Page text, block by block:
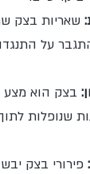
שאריות בצק
על
בצק הוא מצע
שנופלות
פירורי בצק